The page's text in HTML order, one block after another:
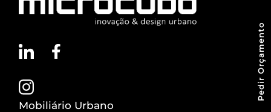
Mobiliário Urbano
Pedir Orçamento